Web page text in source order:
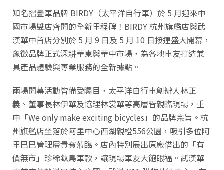
知名摺疊車品牌 BIRDY（太平洋自行車）於 5 月迎來中
國市場雙店齊開的全新里程碑！BIRDY 杭州旗艦店與武
漢華中首店分別於 5 月 9 日及 5 月 10 日接連盛大開幕，
象徵品牌正式深耕華東與華中市場，為各地車友打造兼
具產品體驗與專業服務的全新據點。
兩場開幕活動皆備受矚目，太平洋自行車創辦人林正
義、董事長林伊華及協理林裳華等高層皆親臨現場，重
申「We only make exciting bicycles」的品牌宗旨。杭
州旗艦店坐落於阿里中心西湖親橙556公園，吸引多位阿
里巴巴管理層貴賓蒞臨。店內特別展出原廠借出的「有
價無市」珍稀鈦鳥車款，讓現場車友大飽眼福。武漢華